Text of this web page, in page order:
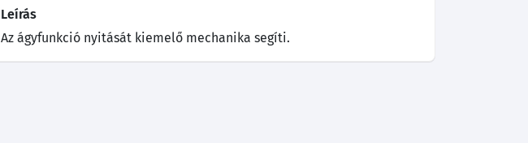
Leírás
Az ágyfunkció nyitását kiemelő mechanika segíti.